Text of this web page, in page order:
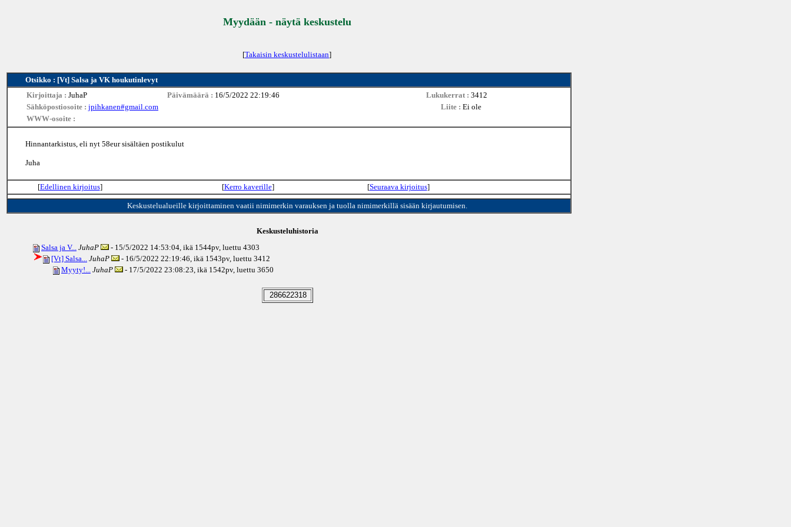
Myydään - näytä keskustelu
[Takaisin keskustelulistaan]
Otsikko : [Vt] Salsa ja VK houkutinlevyt
Kirjoittaja : JuhaP Päivämäärä : 16/5/2022 22:19:46 Lukukerrat : 3412
Sähköpostiosoite : jpihkanen#gmail.com Liite : Ei ole
WWW-osoite :
Hinnantarkistus, eli nyt 58eur sisältäen postikulut
Juha
[Edellinen kirjoitus] [Kerro kaverille] [Seuraava kirjoitus]
Keskustelualueille kirjoittaminen vaatii nimimerkin varauksen ja tuolla nimimerkillä sisään kirjautumisen.
Keskusteluhistoria
Salsa ja V... JuhaP - 15/5/2022 14:53:04, ikä 1544pv, luettu 4303
[Vt] Salsa... JuhaP - 16/5/2022 22:19:46, ikä 1543pv, luettu 3412
Myyty!... JuhaP - 17/5/2022 23:08:23, ikä 1542pv, luettu 3650
286622318